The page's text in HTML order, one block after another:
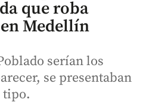
que roba
Medellín
serían los
se presentaban
tipo.